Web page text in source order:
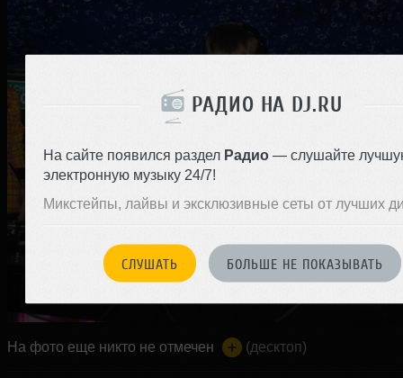
РАДИО НА DJ.RU
На сайте появился раздел Радио — слушайте
электронную музыку 24/7!
Микстейпы, лайвы и эксклюзивные сеты от лучших
СЛУШАТЬ БОЛЬШЕ НЕ ПОКАЗЫВАТЬ
На фото еще никто не отмечен (десктоп)